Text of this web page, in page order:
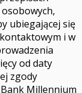
ubiegającej się
i w
od daty
zgody
Millennium